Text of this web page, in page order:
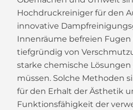
Hochdruckreiniger für den
innovative
Innenräume befreien Fugen
tiefgründig von
starke chemische
müssen. Solche Methoden
für den Erhalt der Ästhetik
Funktionsfähigkeit der